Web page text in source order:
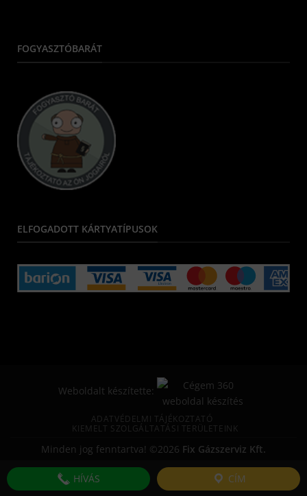
FOGYASZTÓBARÁT
ELFOGADOTT KÁRTYATÍPUSOK
Weboldalt készítette:
ADATVÉDELMI TÁJÉKOZTATÓ
KIEMELT SZOLGÁLTATÁSI TERÜLETEINK
Minden jog fenntartva! ©2026 Fix Gázszerviz Kft.
HÍVÁS CÍM